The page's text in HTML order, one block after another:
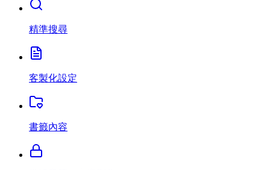
精準搜尋
客製化設定
書籤內容